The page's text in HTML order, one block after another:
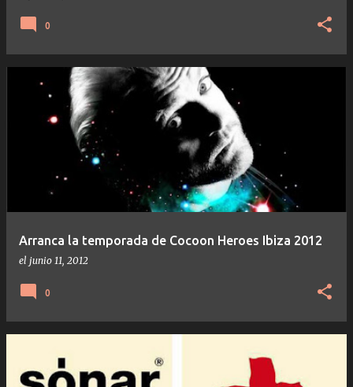
0
Arranca la temporada de Cocoon Heroes Ibiza 2012
el junio 11, 2012
0